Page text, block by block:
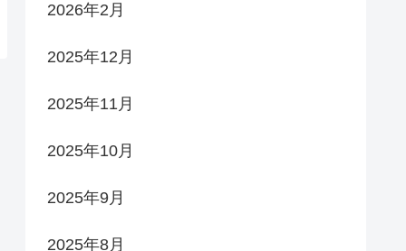
2026年2月
2025年12月
2025年11月
2025年10月
2025年9月
2025年8月